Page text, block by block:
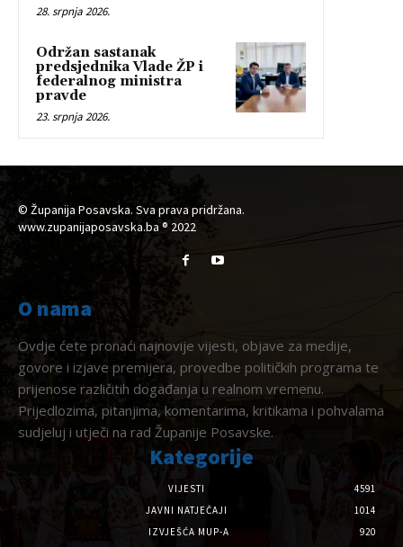
28. srpnja 2026.
Održan sastanak
predsjednika Vlade ŽP i
federalnog ministra
pravde
23. srpnja 2026.
© Županija Posavska. Sva prava pridržana.
www.zupanijaposavska.ba ® 2022
O nama
Ovdje ćete pronaći najnovije vijesti, objave za medije,
govore i izjave premijera, provedbe političkih programa te
prijenose različitih događanja u realnom vremenu.
Prijedlozima, pitanjima, komentarima, kritikama i pohvalama
sudjeluj i utječi na rad Županije Posavske.
Kategorije
VIJESTI
4591
JAVNI NATJEČAJI
1014
IZVJEŠĆA MUP-A
920